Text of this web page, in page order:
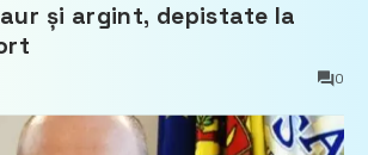
și argint, depistate la
0